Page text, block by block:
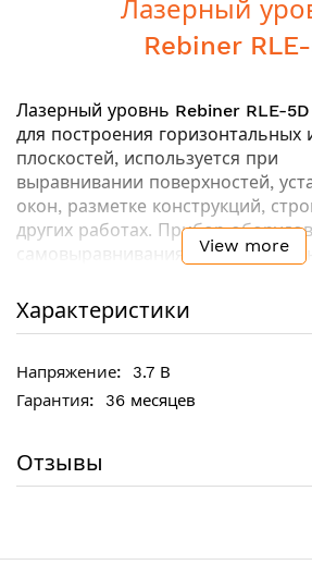
Лазерный
Rebiner
Лазерный уровнь Rebiner RLE-5D
для построения горизонтальных
плоскостей, используется при
выравнивании поверхностей,
окон, разметке конструкций,
других работах. Прибор
самовыравнивания. При
начинает мигать и звучит
Предварительная настройка
Поворотное основание с
возможным вертикальное
Функция самовыравнивания
View more
Характеристики
3.7 В
36 месяцев
Отзывы